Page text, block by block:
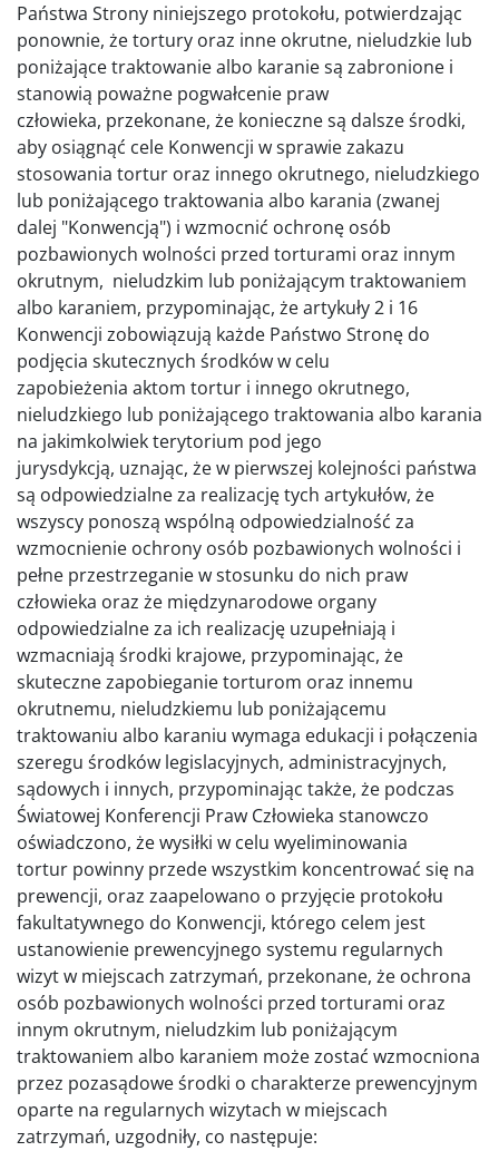
Państwa Strony niniejszego protokołu, potwierdzając
ponownie, że tortury oraz inne okrutne, nieludzkie lub
poniżające traktowanie albo karanie są zabronione i
stanowią poważne pogwałcenie praw
człowieka, przekonane, że konieczne są dalsze środki,
aby osiągnąć cele Konwencji w sprawie zakazu
stosowania tortur oraz innego okrutnego, nieludzkiego
lub poniżającego traktowania albo karania (zwanej
dalej "Konwencją") i wzmocnić ochronę osób
pozbawionych wolności przed torturami oraz innym
okrutnym, nieludzkim lub poniżającym traktowaniem
albo karaniem, przypominając, że artykuły 2 i 16
Konwencji zobowiązują każde Państwo Stronę do
podjęcia skutecznych środków w celu
zapobieżenia aktom tortur i innego okrutnego,
nieludzkiego lub poniżającego traktowania albo karania
na jakimkolwiek terytorium pod jego
jurysdykcją, uznając, że w pierwszej kolejności państwa
są odpowiedzialne za realizację tych artykułów, że
wszyscy ponoszą wspólną odpowiedzialność za
wzmocnienie ochrony osób pozbawionych wolności i
pełne przestrzeganie w stosunku do nich praw
człowieka oraz że międzynarodowe organy
odpowiedzialne za ich realizację uzupełniają i
wzmacniają środki krajowe, przypominając, że
skuteczne zapobieganie torturom oraz innemu
okrutnemu, nieludzkiemu lub poniżającemu
traktowaniu albo karaniu wymaga edukacji i połączenia
szeregu środków legislacyjnych, administracyjnych,
sądowych i innych, przypominając także, że podczas
Światowej Konferencji Praw Człowieka stanowczo
oświadczono, że wysiłki w celu wyeliminowania
tortur powinny przede wszystkim koncentrować się na
prewencji, oraz zaapelowano o przyjęcie protokołu
fakultatywnego do Konwencji, którego celem jest
ustanowienie prewencyjnego systemu regularnych
wizyt w miejscach zatrzymań, przekonane, że ochrona
osób pozbawionych wolności przed torturami oraz
innym okrutnym, nieludzkim lub poniżającym
traktowaniem albo karaniem może zostać wzmocniona
przez pozasądowe środki o charakterze prewencyjnym
oparte na regularnych wizytach w miejscach
zatrzymań, uzgodniły, co następuje: